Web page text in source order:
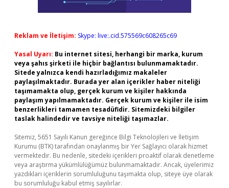
Reklam ve İletişim: Skype: live:.cid.575569c608265c69
Yasal Uyarı: Bu internet sitesi, herhangi bir marka, kurum
veya şahıs şirketi ile hiçbir bağlantısı bulunmamaktadır.
Sitede yalnızca kendi hazırladığımız makaleler
paylaşılmaktadır. Burada yer alan içerikler haber niteliği
taşımamakta olup, gerçek kurum ve kişiler hakkında
paylaşım yapılmamaktadır. Gerçek kurum ve kişiler ile isim
benzerlikleri tamamen tesadüfidir. Sitemizdeki bilgiler
taslak halindedir ve tavsiye niteliği taşımazlar.
Sitemiz, 5651 Sayılı Kanun gereğince Bilgi Teknolojileri ve İletişim
Kurumu (BTK) tarafından onaylanmış bir Yer Sağlayıcı olarak hizmet
vermektedir. Bu nedenle, sitedeki içerikleri proaktif olarak denetleme
veya araştırma yükümlülüğümüz bulunmamaktadır. Ancak, üyelerimiz
yazdıkları içeriklerin sorumluluğunu taşımakta olup, siteye üye olarak
bu sorumluluğu kabul etmiş sayılırlar.